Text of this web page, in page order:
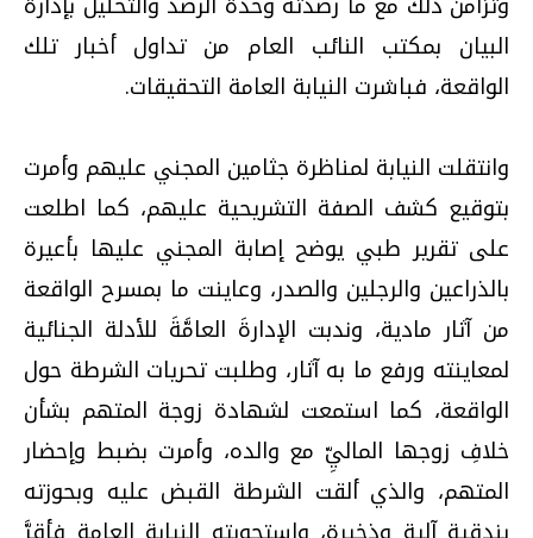
البيان بمكتب النائب العام من تداول أخبار تلك
الواقعة، فباشرت النيابة العامة التحقيقات.
وانتقلت النيابة لمناظرة جثامين المجني عليهم وأمرت
بتوقيع كشف الصفة التشريحية عليهم، كما اطلعت
على تقرير طبي يوضح إصابة المجني عليها بأعيرة
بالذراعين والرجلين والصدر، وعاينت ما بمسرح الواقعة
من آثار مادية، وندبت الإدارةَ العامَّةَ للأدلة الجنائية
لمعاينته ورفع ما به آثار، وطلبت تحريات الشرطة حول
الواقعة، كما استمعت لشهادة زوجة المتهم بشأن
خلافِ زوجها الماليِّ مع والده، وأمرت بضبط وإحضار
المتهم، والذي ألقت الشرطة القبض عليه وبحوزته